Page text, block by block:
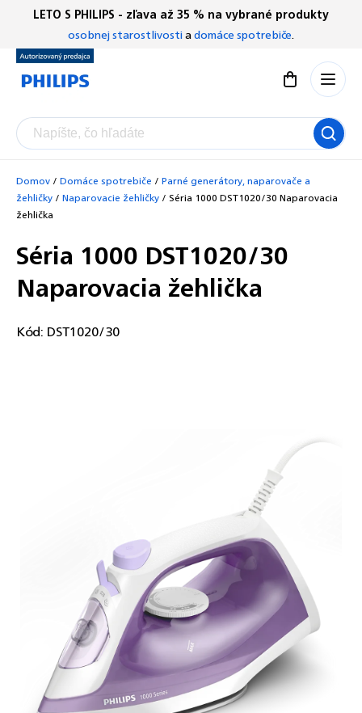
Prejsť
obsah
LETO S PHILIPS - zľava až 35 % na vybrané produkty
osobnej starostlivostiadomáce spotrebiče.
Nákupný
Domov/Domáce spotrebiče /Parné generátory, naparovače a
žehličky/Naparovacie žehličky/Séria 1000 DST1020/30 Naparovacia
žehlička
Séria 1000 DST1020/30
Naparovacia žehlička
Kód: DST1020/30
Chatbot Filip
Autorizovaný predajce